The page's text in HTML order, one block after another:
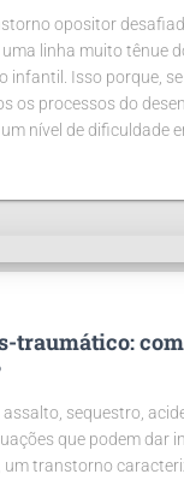
opositor
linha muito tênue
infantil. Isso porque,
os processos do
nível de dificuldade
traumático:
sequestro,
que podem dar
transtorno